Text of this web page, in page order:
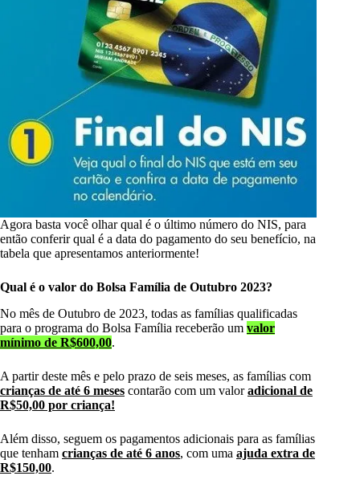
Agora basta você olhar qual é o último número do NIS, para
então conferir qual é a data do pagamento do seu benefício, na
tabela que apresentamos anteriormente!
Qual é o valor do Bolsa Família de Outubro 2023?
No mês de Outubro de 2023, todas as famílias qualificadas
para o programa do Bolsa Família receberão um valor
mínimo de R$600,00.
A partir deste mês e pelo prazo de seis meses, as famílias com
crianças de até 6 meses contarão com um valoradicional de
R$50,00 por criança!
Além disso, seguem os pagamentos adicionais para as famílias
que tenham crianças de até 6 anos, com uma ajuda extra de
R$150,00.